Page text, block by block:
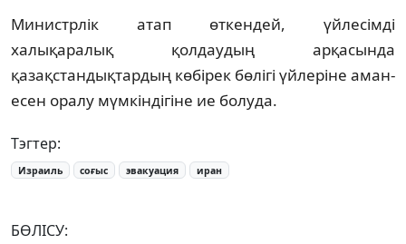
Министрлік атап өткендей, үйлесімді
халықаралық қолдаудың арқасында
қазақстандықтардың көбірек бөлігі үйлеріне аман-
есен оралу мүмкіндігіне ие болуда.
Тэгтер:
Израиль соғыс эвакуация иран
БӨЛІСУ: